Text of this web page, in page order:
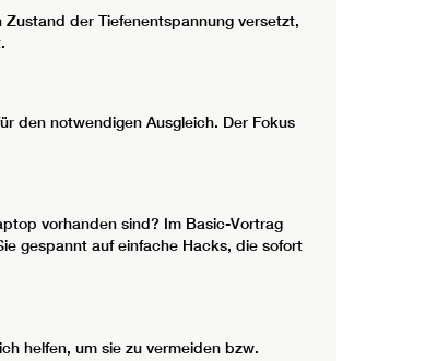
der Tiefenentspannung versetzt,
den notwendigen Ausgleich. Der Fokus
vorhanden sind? Im Basic-Vortrag
gespannt auf einfache Hacks, die sofort
helfen, um sie zu vermeiden bzw.